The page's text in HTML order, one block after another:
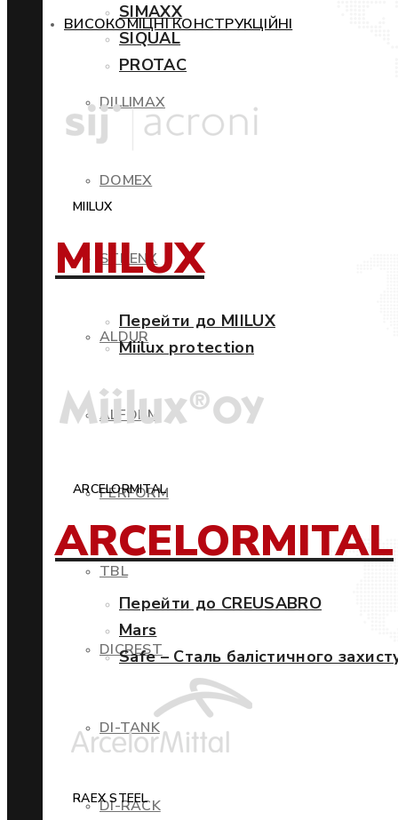
ВИСОКОМІЦНІ КОНСТРУКЦІЙНІ
DILLIMAX
DOMEX
STRENX
ALDUR
ALFORM
PERFORM
TBL
DICREST
DI-TANK
DI-RACK
SIMAXX
SIQUAL
PROTAC
MIILUX
MIILUX
Перейти до MIILUX
Miilux protection
ARCELORMITAL
ARCELORMITAL
Перейти до CREUSABRO
Mars
Safe – Сталь балістичного
RAEX STEEL